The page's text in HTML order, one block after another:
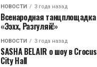
НОВОСТИ 3 года назад
Всенародная танцплощадка
«Ээхх, Разгуляй!»
НОВОСТИ 3 года назад
SASHA BELAIR о шоу в Crocus
City Hall